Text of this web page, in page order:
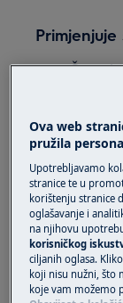
Štapni
1. Očistite
Po potrebi
Nove filtre
partnera ili
podršku na
+38516323338
Ova web
pružila
Upotrebljavamo
stranice te u
korištenju stranice
oglašavanje i
na njihovu
korisničkog
ciljanih oglasa.
koji nisu nužni, što
koje vam možemo